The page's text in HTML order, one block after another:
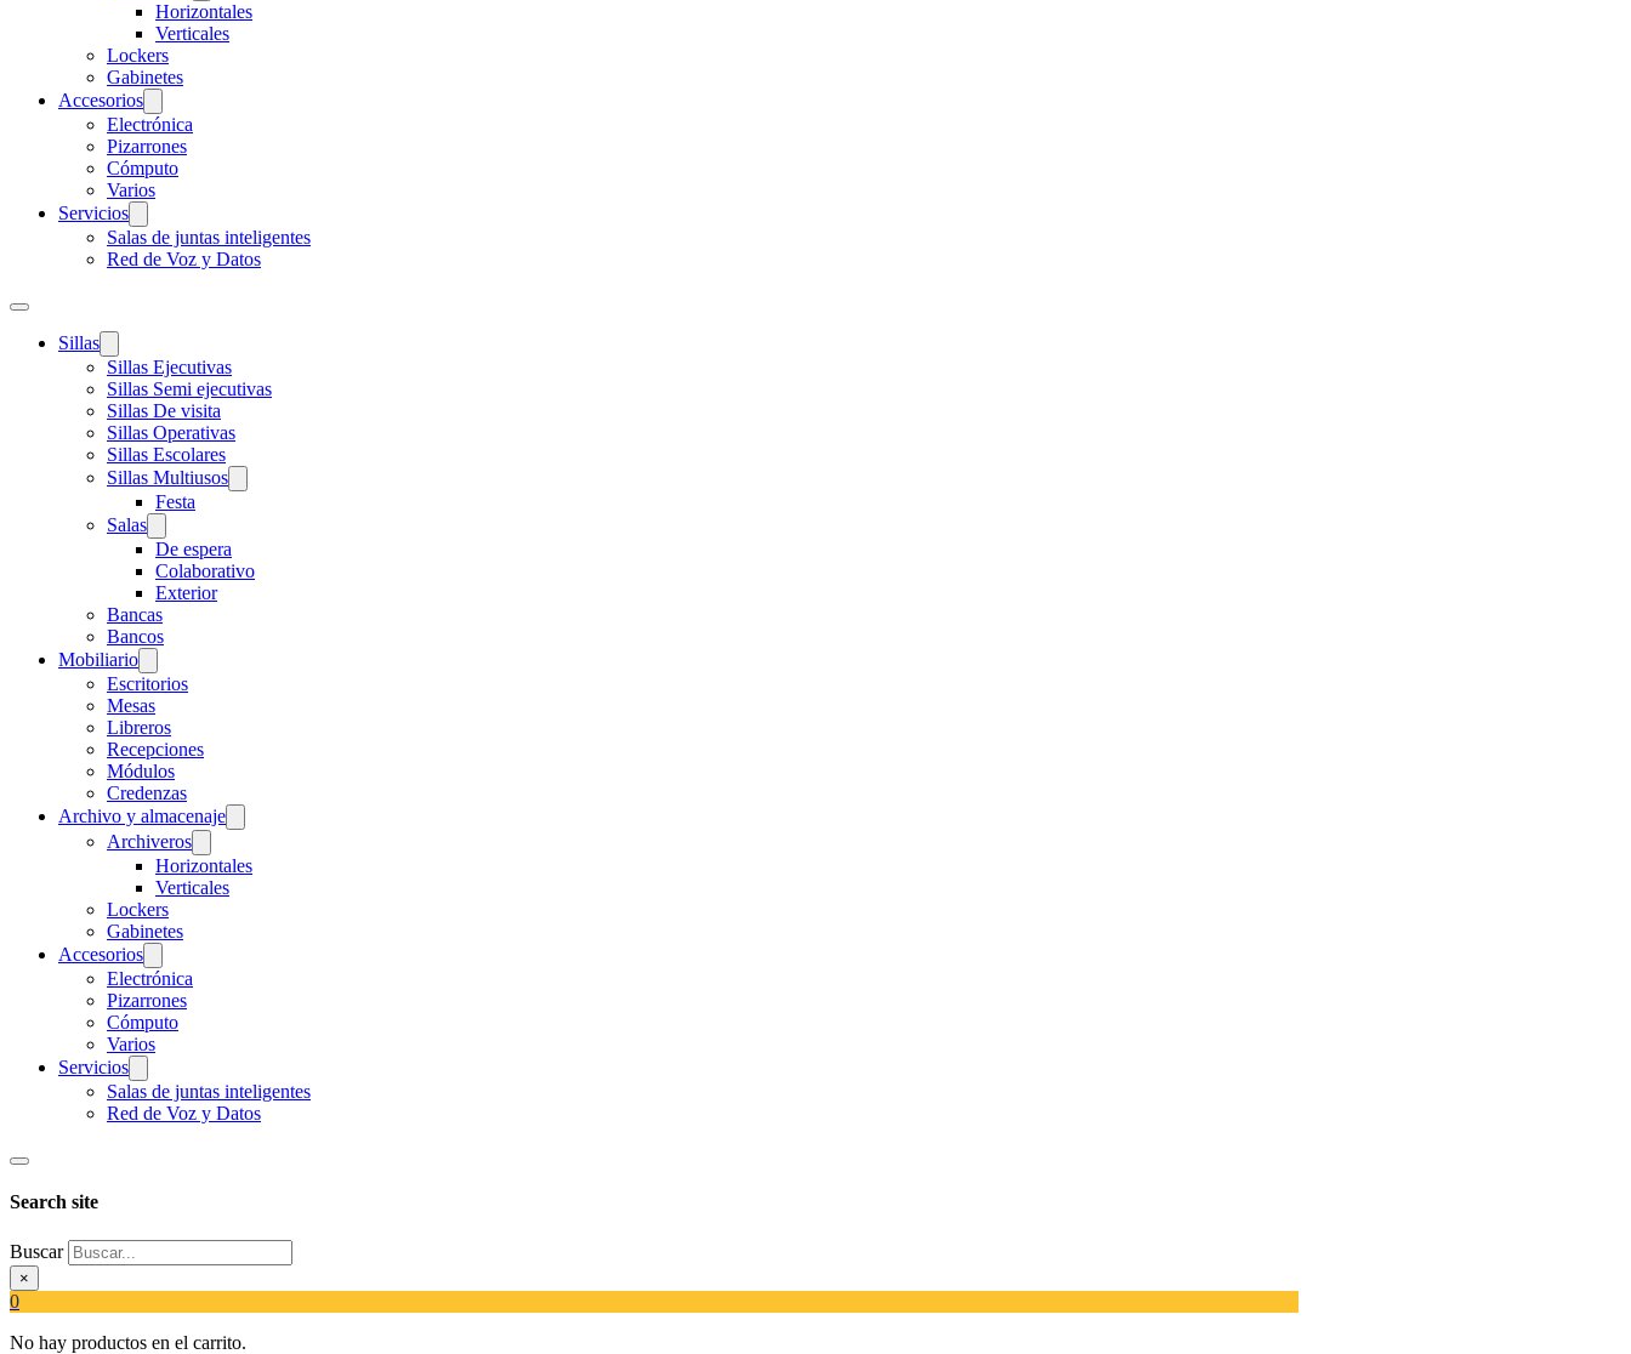
Horizontales
Verticales
Lockers
Gabinetes
Accesorios
Electrónica
Pizarrones
Cómputo
Varios
Servicios
Salas de juntas inteligentes
Red de Voz y Datos
Sillas
Sillas Ejecutivas
Sillas Semi ejecutivas
Sillas De visita
Sillas Operativas
Sillas Escolares
Sillas Multiusos
Festa
Salas
De espera
Colaborativo
Exterior
Bancas
Bancos
Mobiliario
Escritorios
Mesas
Libreros
Recepciones
Módulos
Credenzas
Archivo y almacenaje
Archiveros
Horizontales
Verticales
Lockers
Gabinetes
Accesorios
Electrónica
Pizarrones
Cómputo
Varios
Servicios
Salas de juntas inteligentes
Red de Voz y Datos
Search site
Buscar
×
0
No hay productos en el carrito.